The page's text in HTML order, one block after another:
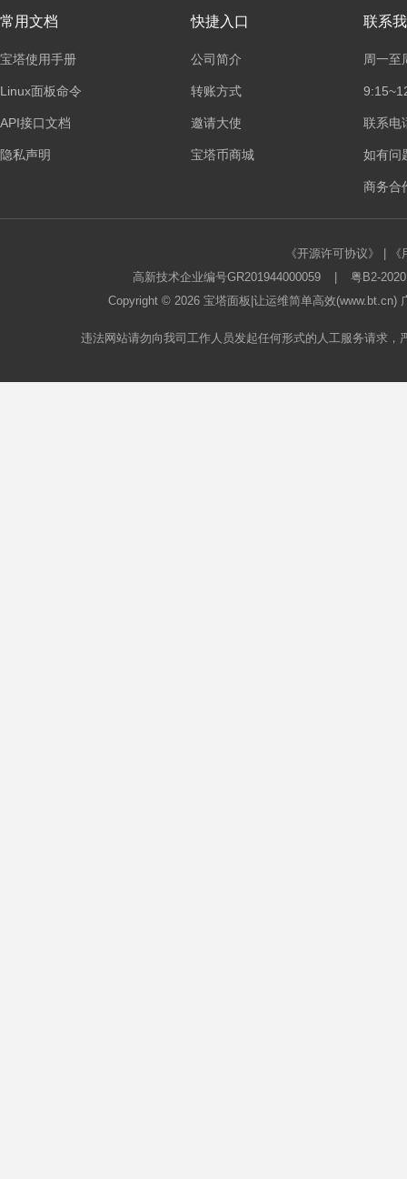
常用文档
宝塔使用手册
Linux面板命令
API接口文档
隐私声明
快捷入口
公司简介
转账方式
邀请大使
宝塔币商城
联系
周一至
联系电
如有问
商务合
《开源许可协议》
高新技术企业编号GR201944000059
粤B2-
Copyright © 2026 宝塔面板 |让运维简单高效
违法网站请勿向我司工作人员发起任何形式的人工服务请求，